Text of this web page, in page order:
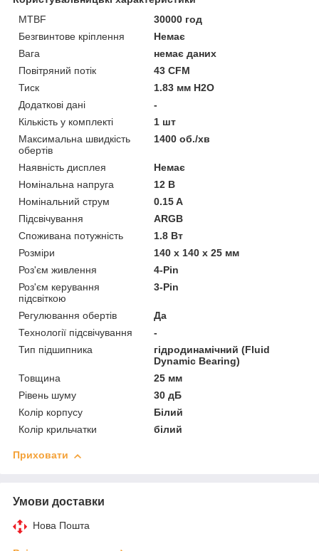
MTBF
30000 год
Безгвинтове кріплення
Немає
Вага
немає даних
Повітряний потік
43 CFM
Тиск
1.83 мм H2O
Додаткові дані
-
Кількість у комплекті
1 шт
Максимальна швидкість
обертів
1400 об./хв
Наявність дисплея
Немає
Номінальна напруга
12 В
Номінальний струм
0.15 A
Підсвічування
ARGB
Споживана потужність
1.8 Вт
Розміри
140 х 140 х 25 мм
Роз'єм живлення
4-Pin
Роз'єм керування
підсвіткою
3-Pin
Регулювання обертів
Да
Технології підсвічування
-
Тип підшипника
гідродинамічний (Fluid
Dynamic Bearing)
Товщина
25 мм
Рівень шуму
30 дБ
Колір корпусу
Білий
Колір крильчатки
білий
Приховати
Умови доставки
Нова Пошта